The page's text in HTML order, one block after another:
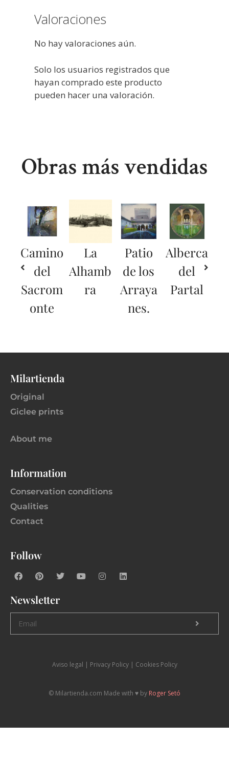
Valoraciones
No hay valoraciones aún.
Solo los usuarios registrados que
hayan comprado este producto
pueden hacer una valoración.
Obras más vendidas
Camino
del
Sacrom
onte
La
Alhamb
ra
Patio
de los
Arraya
nes.
Alberca
del
Partal
Milartienda
Original
Giclee prints
About me
Information
Conservation conditions
Qualities
Contact
Follow
Newsletter
Aviso legal | Privacy Policy | Cookies Policy
© Milartienda.com Made with ♥️ by Roger Setó